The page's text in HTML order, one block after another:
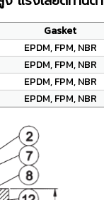
Gasket
EPDM, FPM, NBR
EPDM, FPM, NBR
EPDM, FPM, NBR
EPDM, FPM, NBR